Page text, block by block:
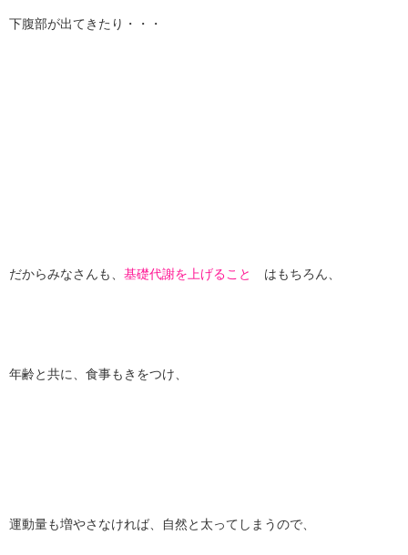
下腹部が出てきたり・・・
だからみなさんも、 基礎代謝を上げること はもちろん、
年齢と共に、食事もきをつけ、
運動量も増やさなければ、自然と太ってしまうので、